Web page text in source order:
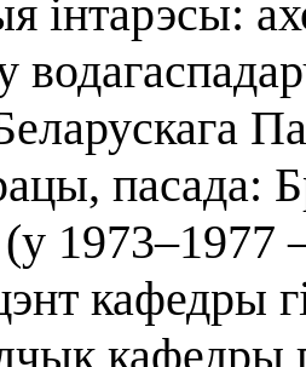
інтарэсы:
пасада:
(у 1973–1977
кафедры
кафедры